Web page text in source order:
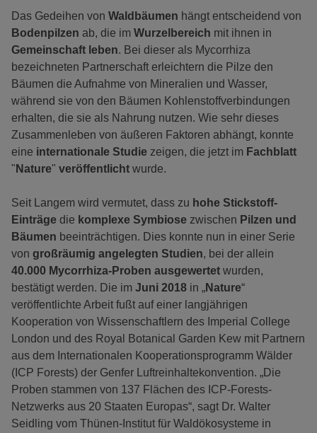
Das Gedeihen von Waldbäumen hängt entscheidend von
Bodenpilzen ab, die im Wurzelbereich mit ihnen in
Gemeinschaft leben. Bei dieser als Mycorrhiza
bezeichneten Partnerschaft erleichtern die Pilze den
Bäumen die Aufnahme von Mineralien und Wasser,
während sie von den Bäumen Kohlenstoffverbindungen
erhalten, die sie als Nahrung nutzen. Wie sehr dieses
Zusammenleben von äußeren Faktoren abhängt, konnte
eine internationale Studie zeigen, die jetzt im Fachblatt
" Nature" veröffentlicht wurde.
Seit Langem wird vermutet, dass zu hohe Stickstoff-
Einträge die komplexe Symbiose zwischen Pilzen und
Bäumen beeinträchtigen. Dies konnte nun in einer Serie
von großräumig angelegten Studien, bei der allein
40.000 Mycorrhiza-Proben ausgewertet wurden,
bestätigt werden. Die im Juni 2018 in „Nature“
veröffentlichte Arbeit fußt auf einer langjährigen
Kooperation von Wissenschaftlern des Imperial College
London und des Royal Botanical Garden Kew mit Partnern
aus dem Internationalen Kooperationsprogramm Wälder
(ICP Forests) der Genfer Luftreinhaltekonvention. „Die
Proben stammen von 137 Flächen des ICP-Forests-
Netzwerks aus 20 Staaten Europas“, sagt Dr. Walter
Seidling vom Thünen-Institut für Waldökosysteme in